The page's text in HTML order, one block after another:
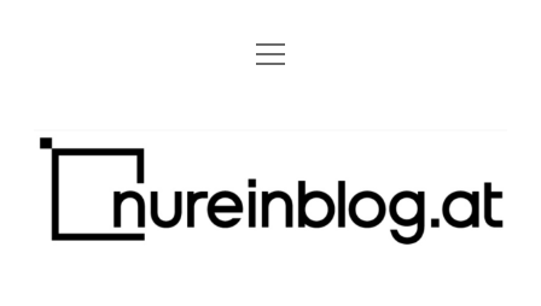
Blog
Archiv
Kontakt
Grundsätze Dropdown-
Menü
Nur
Blog